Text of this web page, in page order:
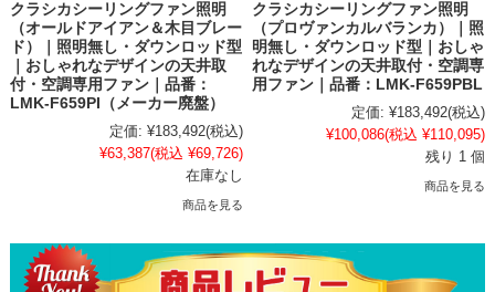
クラシカシーリングファン照明
（オールドアイアン＆木目ブレー
ド）｜照明無し・ダウンロッド型
｜おしゃれなデザインの天井取
付・空調専用ファン｜品番：
LMK-F659PI（メーカー廃盤）
定価: ¥183,492(税込)
¥63,387(税込 ¥69,726)
在庫なし
商品を見る
クラシカシーリングファン照明
（プロヴァンカルバランカ）｜照
明無し・ダウンロッド型｜おしゃ
れなデザインの天井取付・空調専
用ファン｜品番：LMK-F659PBL
定価: ¥183,492(税込)
¥100,086(税込 ¥110,095)
残り 1 個
商品を見る